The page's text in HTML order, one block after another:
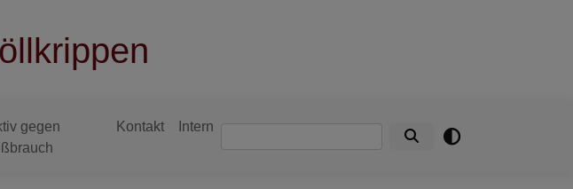
gegen
Kontakt InternSuche